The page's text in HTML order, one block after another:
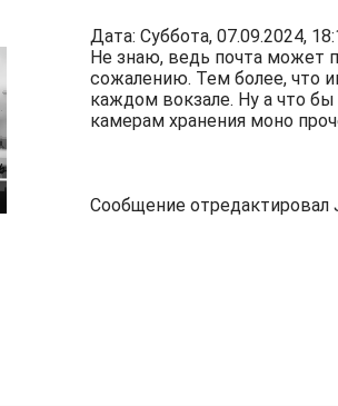
Дата: Суббота, 07.09.2024,
Не знаю, ведь почта может
сожалению. Тем более, что
каждом вокзале. Ну а что
камерам хранения моно
Сообщение отредактировал